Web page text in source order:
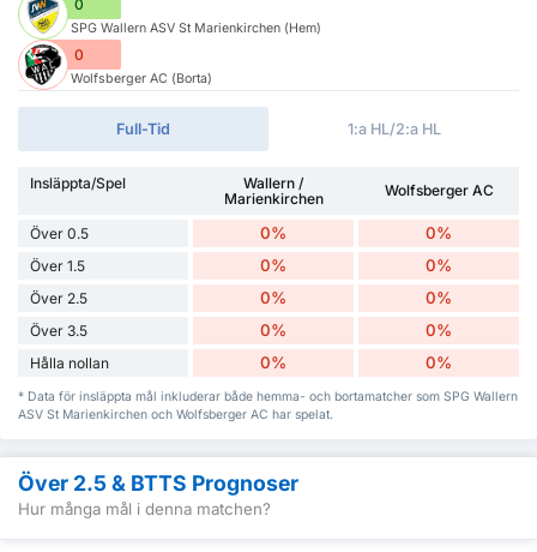
0
SPG Wallern ASV St Marienkirchen (Hem)
0
Wolfsberger AC (Borta)
Full-Tid 1:a HL/2:a HL
Insläppta/Spel
Wallern /
Marienkirchen
Wolfsberger AC
Över 0.5 0% 0%
Över 1.5 0% 0%
Över 2.5 0% 0%
Över 3.5 0% 0%
Hålla nollan 0% 0%
* Data för insläppta mål inkluderar både hemma- och bortamatcher som SPG Wallern
ASV St Marienkirchen och Wolfsberger AC har spelat.
Över 2.5 & BTTS Prognoser
Hur många mål i denna matchen?